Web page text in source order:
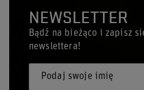
NEWSLETTER
Bądź na bieżąco i zapisz
newslettera!
Podaj swoje imię